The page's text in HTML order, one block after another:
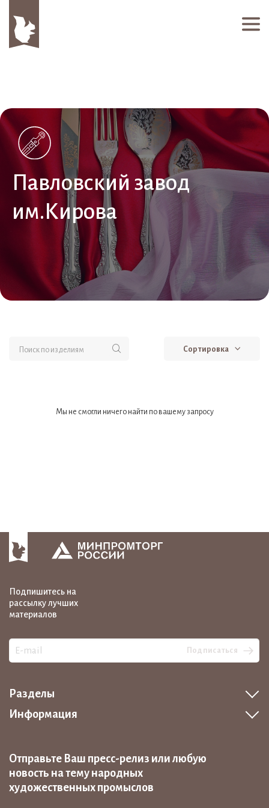
Павловский завод
им.Кирова
Сортировка
Мы не смогли ничего найти по вашему запросу
Подпишитесь на
рассылку лучших
материалов
Подписаться
Разделы
Информация
Отправьте Ваш пресс-релиз или любую
новость на тему народных
художественных промыслов